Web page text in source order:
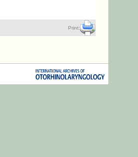
Print: